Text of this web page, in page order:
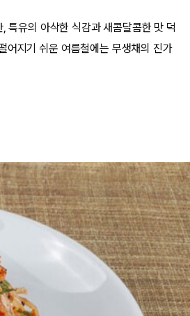
특유의 아삭한 식감과 새콤달콤한 맛 덕
어지기 쉬운 여름철에는 무생채의 진가